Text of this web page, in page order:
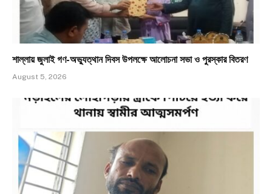
শাল্লায় জুলাই গণ-অভ্যুত্থান দিবস উপলক্ষে আলোচনা সভা ও পুরস্কার বিতরণ
August 5, 2026